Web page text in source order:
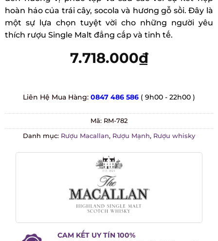
hoàn hảo của trái cây, socola và hương gỗ sồi. Đây
là một sự lựa chọn tuyệt vời cho những người yêu
thích rượu Single Malt đẳng cấp và tinh tế.
7.718.000₫
Liên Hệ Mua Hàng:0847 486 586 ( 9h00 - 22h00 )
Mã:RM-782
Danh mục:Rượu Macallan,Rượu Mạnh,Rượu whisky
CAM KẾT UY TÍN 100%